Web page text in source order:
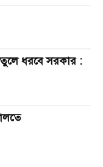
তুলে ধরবে সরকার :